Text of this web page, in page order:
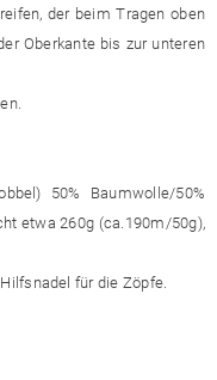
der beim Tragen oben
Oberkante bis zur unteren
50% Baumwolle/50%
etwa 260g (ca.190m/50g),
für die Zöpfe.